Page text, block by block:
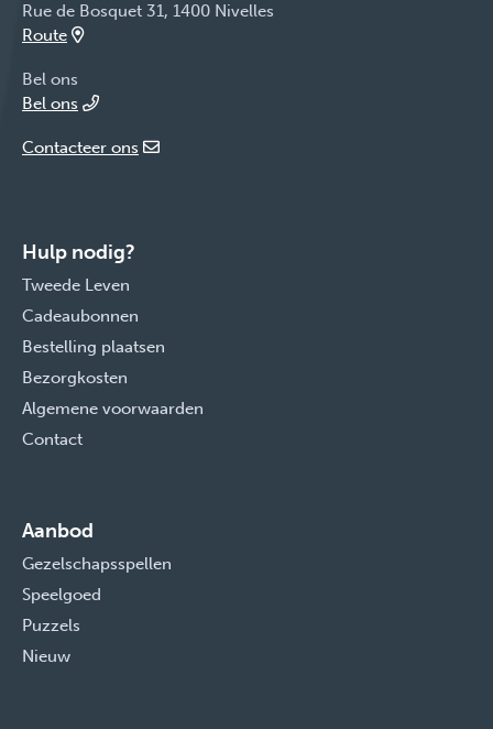
Rue de Bosquet 31, 1400 Nivelles
Route
Bel ons
Bel ons
Contacteer ons
Hulp nodig?
Tweede Leven
Cadeaubonnen
Bestelling plaatsen
Bezorgkosten
Algemene voorwaarden
Contact
Aanbod
Gezelschapsspellen
Speelgoed
Puzzels
Nieuw